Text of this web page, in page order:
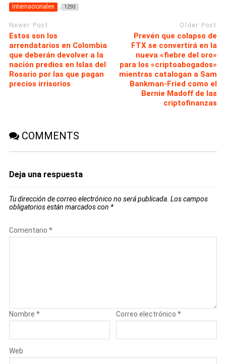
Internacionales 1293
Newer Post
Estos son los
arrendatarios en Colombia
que deberán devolver a la
nación predios en Islas del
Rosario por las que pagan
precios irrisorios
Older Post
Prevén que colapso de
FTX se convertirá en la
nueva «fiebre del oro»
para los «criptoabogados»
mientras catalogan a Sam
Bankman-Fried como el
Bernie Madoff de las
criptofinanzas
COMMENTS
Deja una respuesta
Tu dirección de correo electrónico no será publicada. Los campos
obligatorios están marcados con *
Comentario *
Nombre * Correo electrónico*
Web